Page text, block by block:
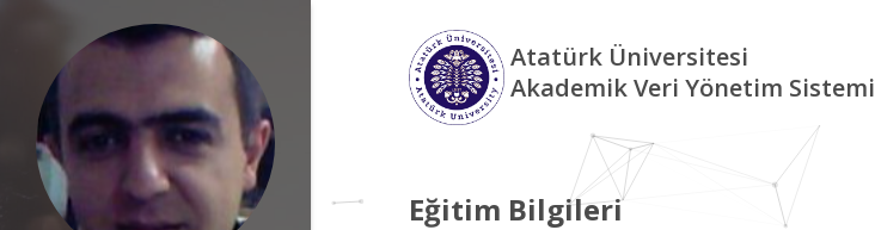
Atatürk Üniversitesi
Akademik Veri Yönetim Sistemi
Eğitim Bilgileri